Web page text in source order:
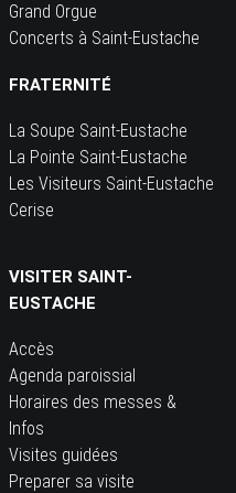
Grand Orgue
Concerts à Saint-Eustache
FRATERNITÉ
La Soupe Saint-Eustache
La Pointe Saint-Eustache
Les Visiteurs Saint-Eustache
Cerise
VISITER SAINT-
EUSTACHE
Accès
Agenda paroissial
Horaires des messes &
Infos
Visites guidées
Preparer sa visite